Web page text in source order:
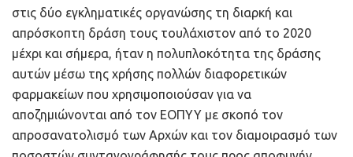
στις δύο εγκληματικές οργανώσης τη διαρκή και
απρόσκοπτη δράση τους τουλάχιστον από το 2020
μέχρι και σήμερα, ήταν η πολυπλοκότητα της δράσης
αυτών μέσω της χρήσης πολλών διαφορετικών
φαρμακείων που χρησιμοποιούσαν για να
αποζημιώνονται από τον ΕΟΠΥΥ με σκοπό τον
απροσανατολισμό των Αρχών και τον διαμοιρασμό των